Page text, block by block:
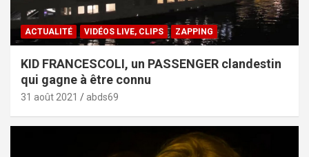
ACTUALITÉ VIDÉOS LIVE, CLIPS ZAPPING
KID FRANCESCOLI, un PASSENGER clandestin
qui gagne à être connu
31 août 2021 abds69